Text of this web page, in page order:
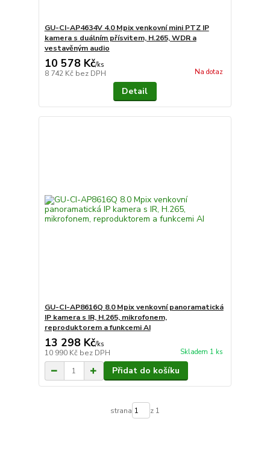
GU-CI-AP4634V 4.0 Mpix venkovní mini PTZ IP
kamera s duálním přísvitem, H.265, WDR a
vestavěným audio
10 578 Kč/ks
8 742 Kč bez DPH Na dotaz
Detail
GU-CI-AP8616Q 8.0 Mpix venkovní panoramatická
IP kamera s IR, H.265, mikrofonem,
reproduktorem a funkcemi AI
13 298 Kč/ks
10 990 Kč bez DPH Skladem 1 ks
Přidat do košíku
strana z 1